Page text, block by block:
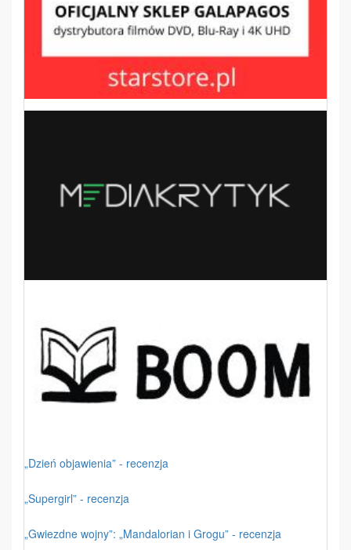
„Dzień objawienia” - recenzja
„Supergirl” - recenzja
„Gwiezdne wojny”: „Mandalorian i Grogu” - recenzja